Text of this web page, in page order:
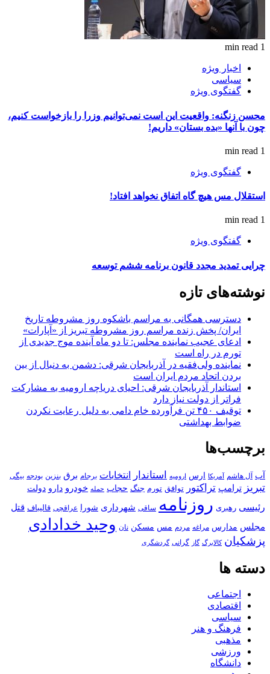
1 min read
اخبار ویژه
سیاسی
گفتگوی ویژه
محسن زنگنه: واقعیت این است نمی‌توانیم وزرا را بازخواست کنیم،
چون با آنها «بده بستان» داریم!
1 min read
گفتگوی ویژه
استقلال مس هیچ گاه اتفاق نخواهد افتاد!
1 min read
گفتگوی ویژه
چرایی تمدید مجدد قانون برنامه ششم توسعه
نوشته‌های تازه
دسترسی همگانی به مراسم باشکوه روز مشروطه تاریخ
ایران/ پخش زنده مراسم روز مشروطه تبریز از «آپارات»
ادعای عجیب نماینده مجلس: تا دو ماه آینده موج جدیدی از
تورم در راه است
نماینده ولی‌فقیه در آذربایجان شرقی: دشمن به دنبال از بین
بردن اتحاد مردم ایران است
استاندار آذربایجان شرقی: احیای دریاچه ارومیه به مشارکت
فراتر از دولت نیاز دارد
توقیف ۴۵۰ تن فرآورده خام دامی به دلیل رعایت نکردن
ضوابط بهداشتی
برچسب‌ها
آب آل هاشم آمریکا ارس ارومیه استاندار انتخابات برجام برق بنزین بودجه بیگی
تبریز ترامپ تراکتور توافق تورم جنگ حجاب حمله خودرو دارو دولت
رئیسی رهبری روزنامه ساقی شهرداری شورا عراقچی قالیباف قتل
مجلس مدارس مراغه مردم مس مسکن نان وحید خدادادی
پزشکیان کالابرگ گاز گرانی گردشگری
دسته ها
اجتماعی
اقتصادی
سیاسی
فرهنگ و هنر
مذهبی
ورزشی
دانشگاه